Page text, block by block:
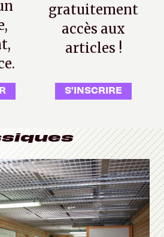
gratuitement
accès aux
articles !
S'INSCRIRE